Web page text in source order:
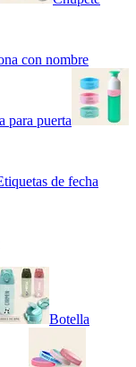
con nombre
para puerta
de fecha
Botella